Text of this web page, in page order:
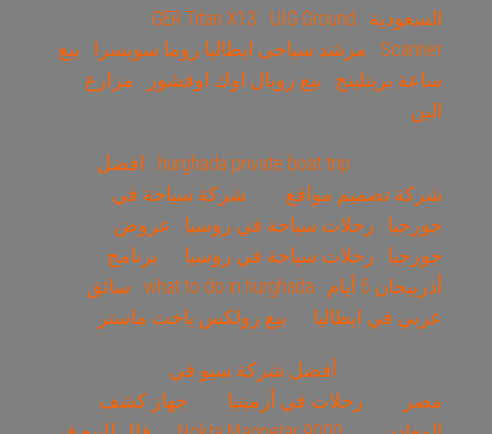
السعودية
GER Titan X13
UIG Ground
Scanner
مرشد سياحى ايطاليا روما سويسرا
بيع
ساعة بريتلينج
بيع رويال اوك اوفشور
مزارع
البن
hurghada private boat trip
افضل
شركة تصميم مواقع
شركة سياحة في
جورجيا
رحلات سياحة في روسيا
عروض
جورجيا
رحلات سياحة في روسيا
برنامج
أذربيجان 5 أيام
what to do in hurghada
سائق
عربي في ايطاليا
بيع رولكس ياخت ماستر
أفضل شركة سيو في
مصر
رحلات في أرمينيا
جهاز كشف